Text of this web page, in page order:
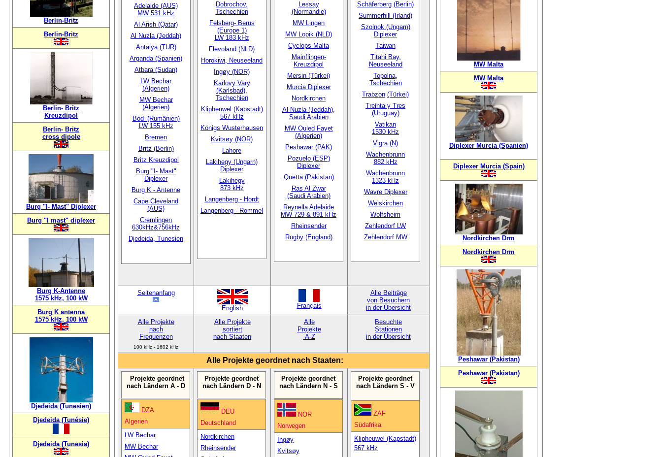
Berlin-Britz
Berlin-Britz
Berlin- Britz
Kreuzdipol
Berlin- Britz
cross dipole
Burg "I- Mast" Diplexer
Burg "I mast" diplexer
Burg K-Antenne
1575 kHz, 100 kW
Burg K antenna
1575 kHz, 100 kW
Djedeida (Tunesien)
Djedeida (Tunésie)
Djedeida (Tunesia)
MW Malta
MW Malta
Diplexer Murcia (Spanien)
Diplexer Murcia (Spain)
Nordkirchen Drm
Nordkirchen Drm
Peshawar (Pakistan)
Peshawar (Pakistan)
Adelaide (AUS)
MW 531 kHz
Al Arish (Qatar)
Al Nuzla (Jeddah)
Antalya (TUR)
Arganda (Spanien)
Atbara (Sudan)
LW Bechar
(Algerien)
MW Bechar
(Algerien)
Bod_(Rumänien)
LW 155 kHz
Bremen
Britz (Berlin)
Britz Kreuzdipol
Burg "I- Mast"
Diplexer
Burg K - Antenne
Cape Cleveland
(AUS)
Cremlingen
630kHz&756kHz
Djedeida, Tunesien
Dobrochov,
Tschechien
Felsberg- Berus
(Europe 1)
LW 183 kHz
Flevoland (NLD)
Horokiwi, Neuseeland
Ingøy (NOR)
Karlovy Vary
(Karlsbad),
Tschechien
Klipheuwel (Kapstadt)
567 kHz
Königs Wusterhausen
Kvitsøy (NOR)
Lahore
Lakihegy (Ungarn)
Diplexer
Lakihegy
873 kHz
Langenberg - Hordt
Langenberg - Rommel
Lessay
(Normandie)
MW Lingen
MW Lopik (NLD)
Cyclops Malta
Mainflingen-
Kreuzdipol
Mersin (Türkei)
Murcia Diplexer
Nordkirchen
Al Nuzla (Jeddah),
Saudi Arabien
MW Ouled Fayet
(Algerien)
Peshawar (PAK)
Pozuelo (ESP)
Diplexer
Quetta (Pakistan)
Ras Al Zwar
(Saudi Arabien)
Reynella Adelaide
MW 729 & 891 kHz
Rheinsender
Rugby (England)
Schäferberg (Berlin)
Summerhill (Irland)
Szolnok (Ungarn)
Diplexer
Taiwan
Titahi Bay,
Neuseeland
Topolna,
Tschechien
Trabzon (Türkei)
Treinta y Tres
(Uruguay)
Vatikan
1530 kHz
Vigra (N)
Wachenbrunn
882 kHz
Wachenbrunn
1323 kHz
Wavre Diplexer
Weiskirchen
Wolfsheim
Zehlendorf LW
Zehlendorf MW
Seitenanfang
English Français
Alle Beiträge
von Besuchern
in der Übersicht
Alle Projekte
nach
Frequenzen
100 kHz - 1602 kHz
Alle Projekte
sortiert
nach Staaten
Alle
Projekte
A-Z
Besuchte
Stationen
in der Übersicht
Alle Projekte geordnet nach Staaten:
Projekte geordnet
nach Ländern A - D
DZA
Algerien
LW Bechar
MW Bechar
Projekte geordnet
nach Ländern D - N
DEU
Deutschland
Nordkirchen
Rheinsender
Projekte geordnet
nach Ländern N - S
NOR
Norwegen
Ingøy
Kvitsøy
Projekte geordnet
nach Ländern S - V
ZAF
Südafrika
Klipheuwel (Kapstadt)
567 kHz